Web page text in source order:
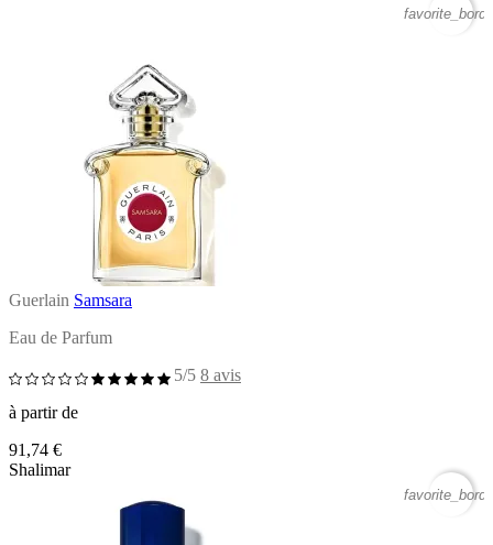
Guerlain Samsara
Eau de Parfum
5/5 8 avis
à partir de
91,74 €
Shalimar